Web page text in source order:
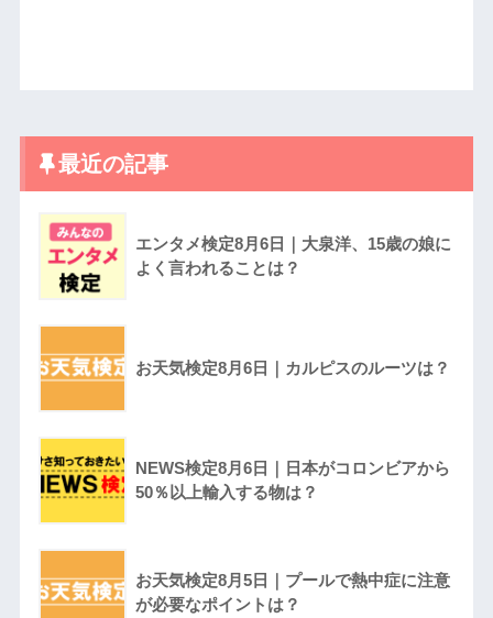
最近の記事
エンタメ検定8月6日｜大泉洋、15歳の娘に
よく言われることは？
お天気検定8月6日｜カルピスのルーツは？
NEWS検定8月6日｜日本がコロンビアから
50％以上輸入する物は？
お天気検定8月5日｜プールで熱中症に注意
が必要なポイントは？